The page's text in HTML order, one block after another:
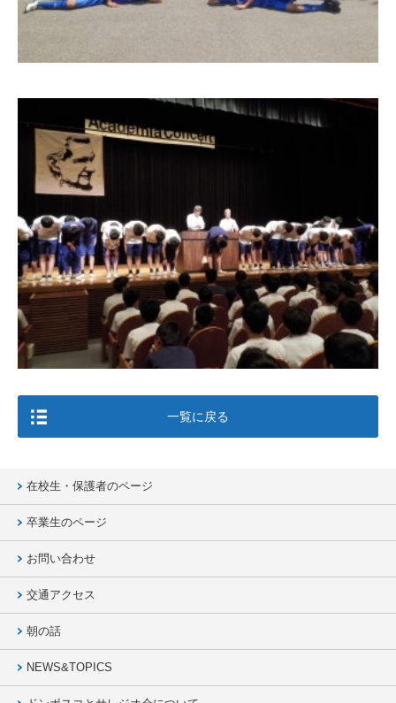
一覧に戻る
在校生・保護者のページ
卒業生のページ
お問い合わせ
交通アクセス
朝の話
NEWS&TOPICS